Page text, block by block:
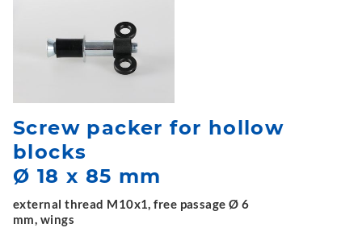
Screw packer for hollow
blocks
Ø 18 x 85 mm
external thread M10x1, free passage Ø 6
mm, wings